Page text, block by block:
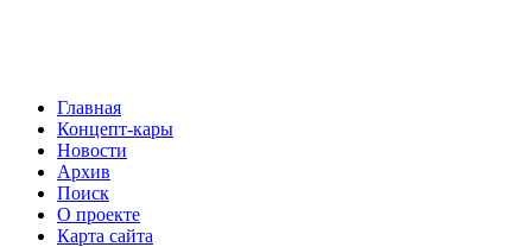
Главная
Концепт-кары
Новости
Архив
Поиск
О проекте
Карта сайта